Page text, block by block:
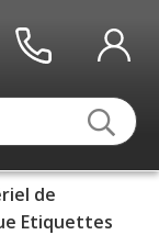
de
Etiquettes